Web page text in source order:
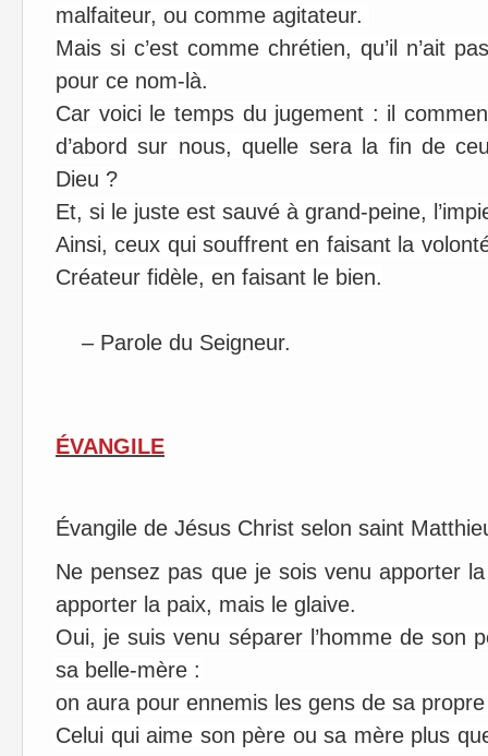
malfaiteur, ou comme agitateur.
Mais si c’est comme chrétien, qu’il n’ait
pour ce nom-là.
Car voici le temps du jugement : il
d’abord sur nous, quelle sera la fin de
Dieu ?
Et, si le juste est sauvé à grand-peine,
Ainsi, ceux qui souffrent en faisant la
Créateur fidèle, en faisant le bien.
– Parole du Seigneur.
ÉVANGILE
Évangile de Jésus Christ selon saint
Ne pensez pas que je sois venu apporter
apporter la paix, mais le glaive.
Oui, je suis venu séparer l’homme de son
sa belle-mère :
on aura pour ennemis les gens de sa
Celui qui aime son père ou sa mère plus